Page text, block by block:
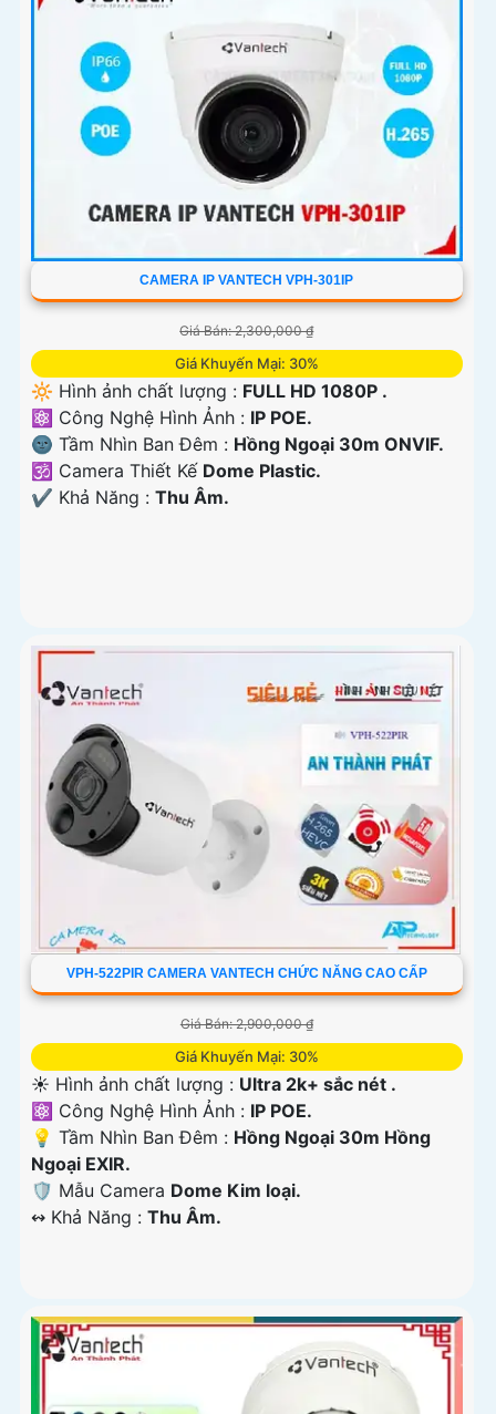
CAMERA IP VANTECH VPH-301IP
Giá Bán: 2,300,000 ₫
Giá Khuyến Mại: 30%
🔆 Hình ảnh chất lượng : FULL HD 1080P .
⚛️ Công Nghệ Hình Ảnh : IP POE.
🌚 Tầm Nhìn Ban Đêm : Hồng Ngoại 30m ONVIF.
🕉️ Camera Thiết Kế Dome Plastic.
️✔️ Khả Năng : Thu Âm.
VPH-522PIR CAMERA VANTECH CHỨC NĂNG CAO CẤP
Giá Bán: 2,900,000 ₫
Giá Khuyến Mại: 30%
☀️ Hình ảnh chất lượng : Ultra 2k+ sắc nét .
⚛️ Công Nghệ Hình Ảnh : IP POE.
💡 Tầm Nhìn Ban Đêm : Hồng Ngoại 30m Hồng
Ngoại EXIR.
🛡 Mẫu Camera Dome Kim loại.
️↭ Khả Năng : Thu Âm.